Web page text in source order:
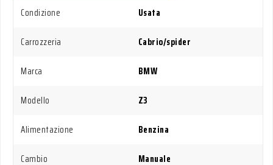
Condizione
Usata
Carrozzeria
Cabrio/spider
Marca
BMW
Modello
Z3
Alimentazione
Benzina
Cambio
Manuale